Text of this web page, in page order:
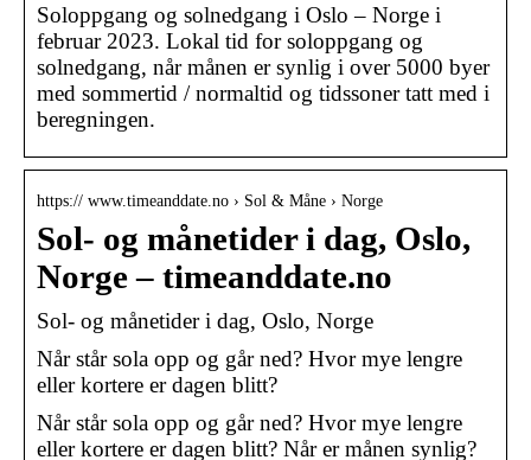
Soloppgang og solnedgang i Oslo – Norge i
februar 2023. Lokal tid for soloppgang og
solnedgang, når månen er synlig i over 5000 byer
med sommertid / normaltid og tidssoner tatt med i
beregningen.
https:// www.timeanddate.no › Sol & Måne › Norge
Sol- og månetider i dag, Oslo,
Norge – timeanddate.no
Sol- og månetider i dag, Oslo, Norge
Når står sola opp og går ned? Hvor mye lengre
eller kortere er dagen blitt?
Når står sola opp og går ned? Hvor mye lengre
eller kortere er dagen blitt? Når er månen synlig?